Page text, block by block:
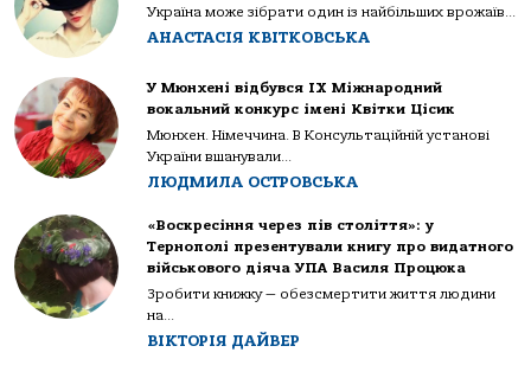
Україна може зібрати один із найбільших врожаїв...
АНАСТАСІЯ КВІТКОВСЬКА
У Мюнхені відбувся IX Міжнародний
вокальний конкурс імені Квітки Цісик
Мюнхен. Німеччина. В Консультаційній установі
України вшанували...
ЛЮДМИЛА ОСТРОВСЬКА
«Воскресіння через пів століття»: у
Тернополі презентували книгу про видатного
військового діяча УПА Василя Процюка
Зробити книжку — обезсмертити життя людини
на...
ВІКТОРІЯ ДАЙВЕР